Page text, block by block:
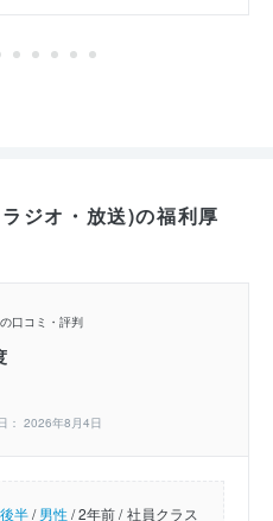
ジオ・放送)の福利厚
口コミ・評判
： 2026年8月4日
半/男性/2年前 / 社員クラス